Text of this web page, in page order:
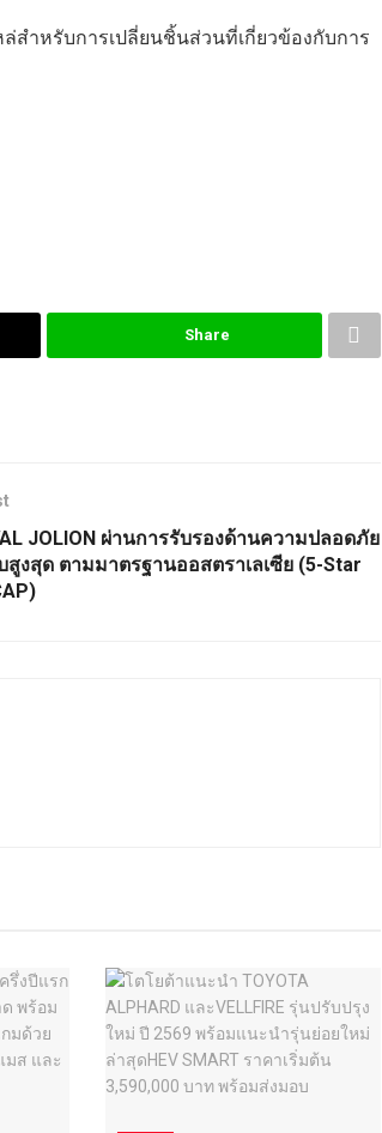
สำหรับการเปลี่ยนชิ้นส่วนที่เกี่ยวข้องกับการ
Share
JOLION ผ่านการรับรองด้านความปลอดภัย
สูงสุด ตามมาตรฐานออสตราเลเซีย (5-Star